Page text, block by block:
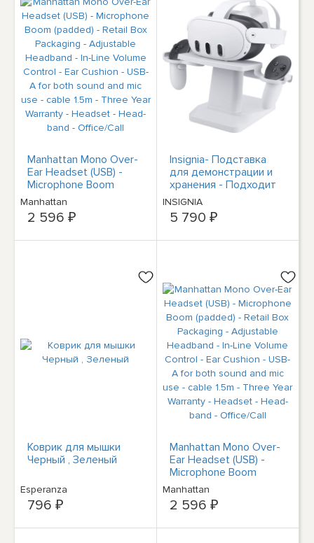
Manhattan Mono Over-
Ear Headset (USB) -
Microphone Boom
(padded) - Retail Box
Packaging - Adjustable
Headband - In-Line
Manhattan
2 596 ₽
Insignia- Подставка
для демонстрации и
хранения - Подходит
для Meta Quest 2/3/3S
- Белый
INSIGNIA
5 790 ₽
Коврик для мышки
Черный , Зеленый
Esperanza
796 ₽
Manhattan Mono Over-
Ear Headset (USB) -
Microphone Boom
(padded) - Retail Box
Packaging - Adjustable
Headband - In-Line
Manhattan
2 596 ₽